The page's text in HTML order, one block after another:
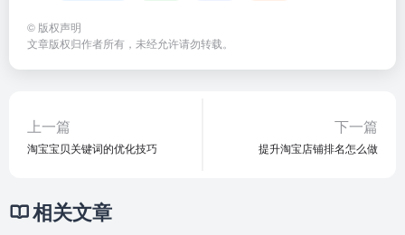
© 版权声明
文章版权归作者所有，未经允许请勿转载。
上一篇
淘宝宝贝关键词的优化技巧
下一篇
提升淘宝店铺排名怎么做
相关文章